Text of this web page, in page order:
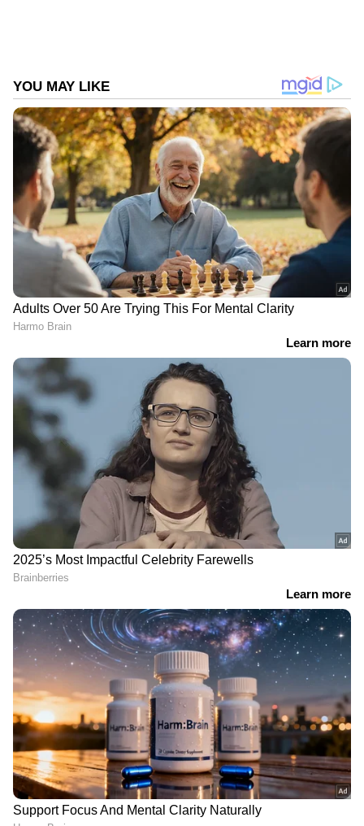
രണ്ട്...
മുളപ്പിച്ച പയർ കൊണ്ടുള്ള സാലഡ് രുചികരം
മാത്രമല്ല നാരുകളും പ്രോട്ടീനും
ചേർക്കുന്നതിനുള്ള നല്ലൊരു മാർഗം കൂടിയാണ്.
ഇതിൽ വിറ്റാമിനുകളും ധാതുക്കളും
അടങ്ങിയിട്ടുണ്ട്.
മൂന്ന്...
DOWNLOAD APP
ക്രാൻബെറി പതിവായി
കഴിച്ചാൽ ഈ രോ​ഗങ്ങളെ
അകറ്റി നിർത്താം
മുടികൊഴിച്ചിൽ
കുറയ്ക്കാൻ ഇതാ ആറ്
ബിപി നിയന്ത്രിക്കാൻ
കഴിക്കേണ്ട 6 പച്ചക്കറികൾ
ടൈപ്പ് 2
പ്രമേഹമുള്ളവർക്ക്
ഡെങ്കിപ്പനി
മൂലമുണ്ടാകുന്ന
സങ്കീർണതകൾക്കുള്ള
സാധ്യത വളരെ